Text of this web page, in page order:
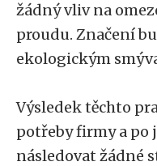
žádný vliv na
proudu. Značení
ekologickým
Výsledek těchto
potřeby firmy a po
následovat žádné